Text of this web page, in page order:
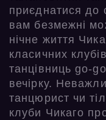
приєднатися до
вам безмежні
нічне життя
класичних
танцівниць go-
вечірку.
танцюрист чи
клуби Чикаго